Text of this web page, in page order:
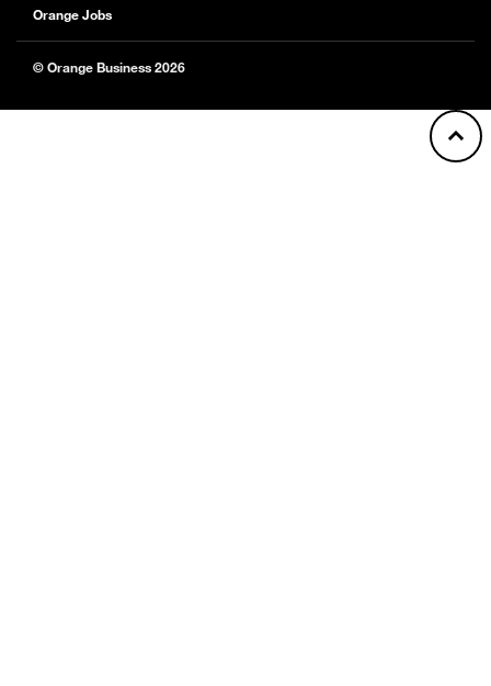
Orange Jobs
© Orange Business 2026